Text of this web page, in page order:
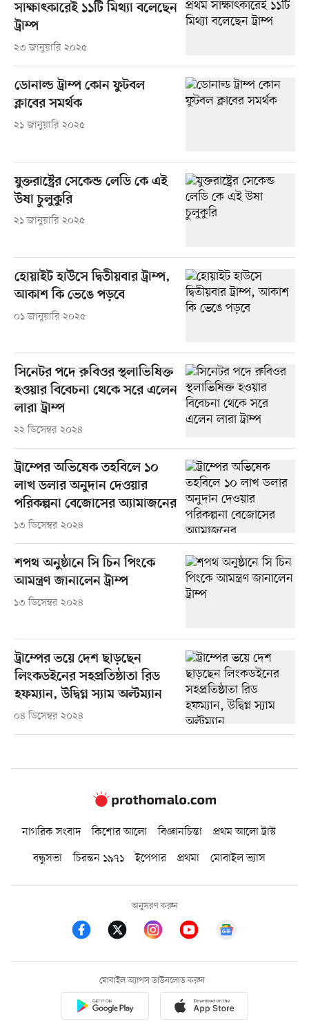
সাক্ষাৎকারেই ১১টি মিথ্যা বলেছেন
ট্রাম্প
২৩ জানুয়ারি ২০২৫
ডোনাল্ড ট্রাম্প কোন ফুটবল
ক্লাবের সমর্থক
২১ জানুয়ারি ২০২৫
যুক্তরাষ্ট্রের সেকেন্ড লেডি কে এই
উষা চুলুকুরি
২১ জানুয়ারি ২০২৫
হোয়াইট হাউসে দ্বিতীয়বার ট্রাম্প,
আকাশ কি ভেঙে পড়বে
০১ জানুয়ারি ২০২৫
সিনেটর পদে রুবিওর স্থলাভিষিক্ত
হওয়ার বিবেচনা থেকে সরে এলেন
লারা ট্রাম্প
২২ ডিসেম্বর ২০২৪
ট্রাম্পের অভিষেক তহবিলে ১০
লাখ ডলার অনুদান দেওয়ার
পরিকল্পনা বেজোসের অ্যামাজনের
১৩ ডিসেম্বর ২০২৪
শপথ অনুষ্ঠানে সি চিন পিংকে
আমন্ত্রণ জানালেন ট্রাম্প
১৩ ডিসেম্বর ২০২৪
ট্রাম্পের ভয়ে দেশ ছাড়ছেন
লিংকডইনের সহপ্রতিষ্ঠাতা রিড
হফম্যান, উদ্বিগ্ন স্যাম অল্টম্যান
০৪ ডিসেম্বর ২০২৪
নাগরিক সংবাদ কিশোর আলো বিজ্ঞানচিন্তা
প্রথম আলো ট্রাস্ট
বন্ধুসভা
চিরন্তন ১৯৭১ ইপেপার প্রথমা মোবাইল ভ্যাস
অনুসরণ করুন
মোবাইল অ্যাপস ডাউনলোড করুন